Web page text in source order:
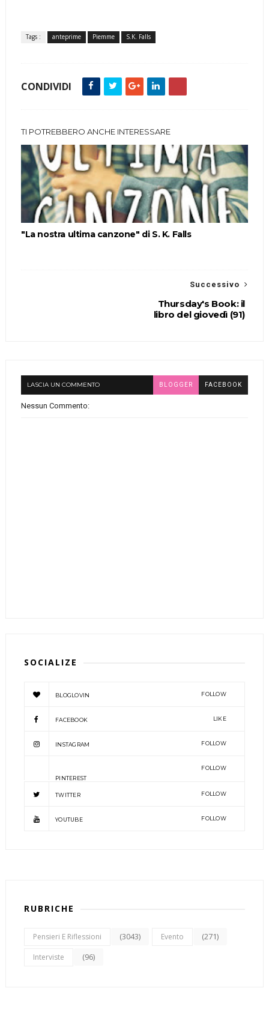
Tags : anteprime Piemme S.K. Falls
CONDIVIDI
TI POTREBBERO ANCHE INTERESSARE
"La nostra ultima canzone" di S. K. Falls
Successivo
Thursday's Book: il
libro del giovedì (91)
LASCIA UN COMMENTO BLOGGER FACEBOOK
Nessun Commento:
SOCIALIZE
BLOGLOVIN FOLLOW
FACEBOOK LIKE
INSTAGRAM FOLLOW
PINTEREST
FOLLOW
TWITTER FOLLOW
YOUTUBE FOLLOW
RUBRICHE
Pensieri E Riflessioni (3043) Evento (271)
Interviste (96)